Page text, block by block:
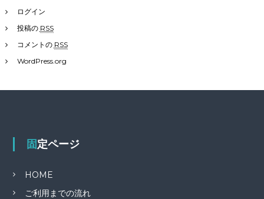
ログイン
投稿の RSS
コメントの RSS
WordPress.org
固定ページ
HOME
ご利用までの流れ